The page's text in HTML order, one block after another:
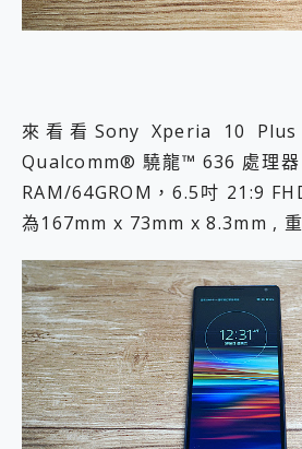
來看看Sony Xperia 10
Qualcomm® 驍龍™ 636 處理器
RAM/64GROM，6.5吋 21:9
為167mm x 73mm x 8.3mm ,